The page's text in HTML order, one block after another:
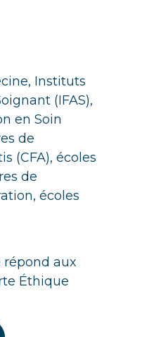
Instituts
(IFAS),
en Soin
de
(CFA), écoles
de
écoles
répond aux
Éthique